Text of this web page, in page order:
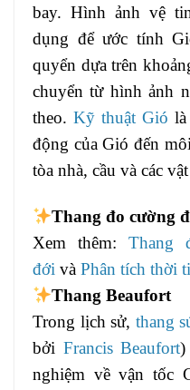
bay. Hình ảnh vệ
dụng để ước tính
quyển dựa trên
chuyển từ hình ảnh
theo. Kỹ thuật Gió
động của Gió đến
tòa nhà, cầu và các
Thang đo cường
Xem thêm:Thang
đới và Phân tích thời
Thang Beaufort
Trong lịch sử, thang
bởi Francis Beaufort)
nghiệm về vận tốc